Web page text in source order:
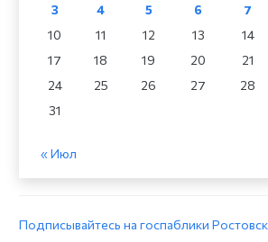
3
4 5 6 7
10
11 12 13 14
17
18 19 20 21
24
25 26 27 28
31
« Июл
Подписывайтесь на госпаблики